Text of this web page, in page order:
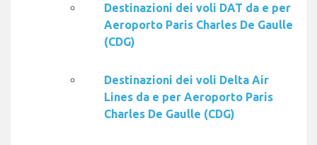
Destinazioni dei voli DAT da e per
Aeroporto Paris Charles De Gaulle
(CDG)
Destinazioni dei voli Delta Air
Lines da e per Aeroporto Paris
Charles De Gaulle (CDG)